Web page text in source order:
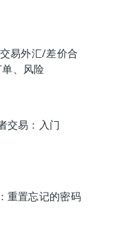
易外汇/差价合
、风险
交易：入门
重置忘记的密码